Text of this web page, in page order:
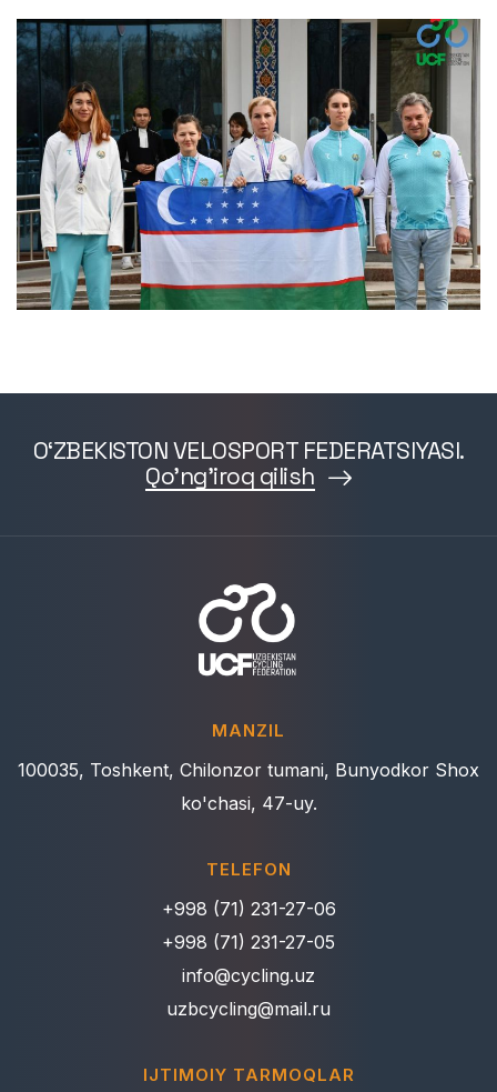
O‘ZBEKISTON VELOSPORT FEDERATSIYASI.
Qo'ng'iroq qilish
MANZIL
100035, Toshkent, Chilonzor tumani, Bunyodkor Shox
ko'chasi, 47-uy.
TELEFON
+998 (71) 231-27-06
+998 (71) 231-27-05
info@cycling.uz
uzbcycling@mail.ru
IJTIMOIY TARMOQLAR